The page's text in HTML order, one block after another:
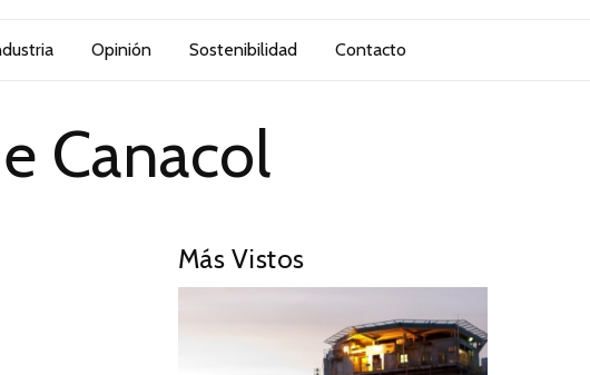
Opinión Sostenibilidad Contacto
Canacol
Más Vistos